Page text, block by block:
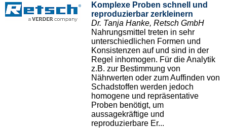
Komplexe Proben schnell und
reproduzierbar zerkleinern
Dr. Tanja Hanke, Retsch GmbH
Nahrungsmittel treten in sehr
unterschiedlichen Formen und
Konsistenzen auf und sind in der
Regel inhomogen. Für die Analytik
z.B. zur Bestimmung von
Nährwerten oder zum Auffinden von
Schadstoffen werden jedoch
homogene und repräsentative
Proben benötigt, um
aussagekräftige und
reproduzierbare Er...